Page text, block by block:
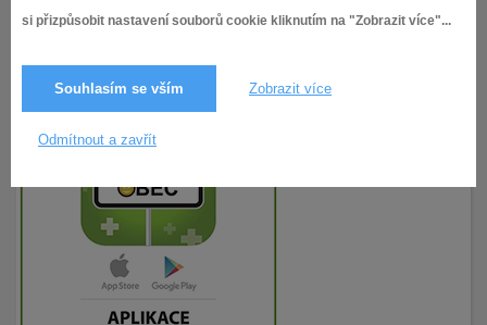
si přizpůsobit nastavení souborů cookie kliknutím na "Zobrazit více"...
Souhlasím se vším Zobrazit více
Odmítnout a zavřít